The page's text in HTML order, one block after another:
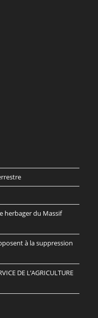
herbager du Massif
à la suppression
DE L’AGRICULTURE